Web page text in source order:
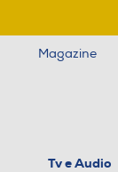
Magazine
Tv e Audio